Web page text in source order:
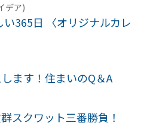
デア)
365日 〈オリジナルカレ
ます！住まいのQ＆A
スクワット三番勝負！